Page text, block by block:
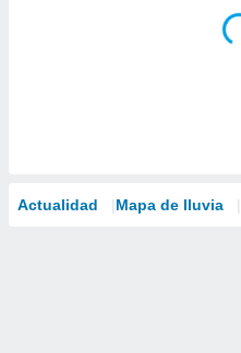
Actualidad Mapa de lluvia